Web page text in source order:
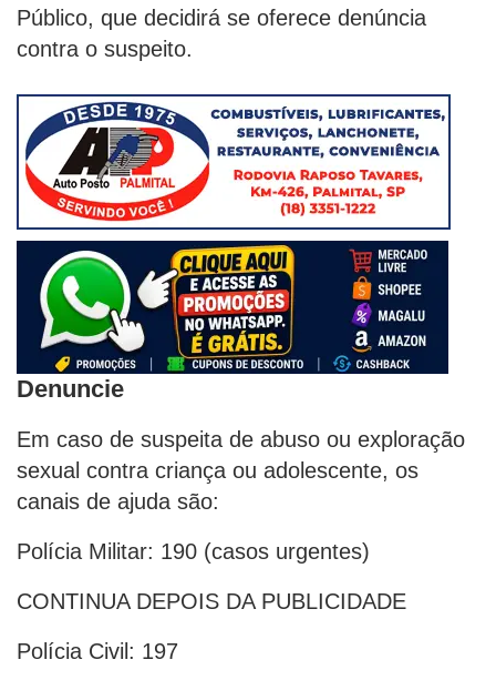
Público, que decidirá se oferece denúncia
contra o suspeito.
Denuncie
Em caso de suspeita de abuso ou exploração
sexual contra criança ou adolescente, os
canais de ajuda são:
Polícia Militar: 190 (casos urgentes)
CONTINUA DEPOIS DA PUBLICIDADE
Polícia Civil: 197